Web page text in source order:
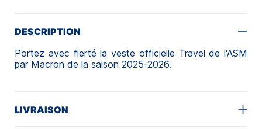
DESCRIPTION
Portez avec fierté la veste officielle Travel de l'ASM
par Macron de la saison 2025-2026.
LIVRAISON